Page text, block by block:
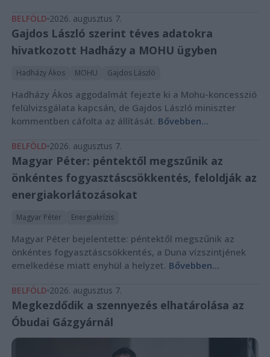
BELFÖLD 2026. augusztus 7.
Gajdos László szerint téves adatokra
hivatkozott Hadházy a MOHU ügyben
Hadházy Ákos MOHU Gajdos László
Hadházy Ákos aggodalmát fejezte ki a Mohu-koncesszió
felülvizsgálata kapcsán, de Gajdos László miniszter
kommentben cáfolta az állítását. Bővebben...
BELFÖLD 2026. augusztus 7.
Magyar Péter: péntektől megszűnik az
önkéntes fogyasztáscsökkentés, feloldják az
energiakorlátozásokat
Magyar Péter Energiakrízis
Magyar Péter bejelentette: péntektől megszűnik az
önkéntes fogyasztáscsökkentés, a Duna vízszintjének
emelkedése miatt enyhül a helyzet. Bővebben...
BELFÖLD 2026. augusztus 7.
Megkezdődik a szennyezés elhatárolása az
Óbudai Gázgyárnál